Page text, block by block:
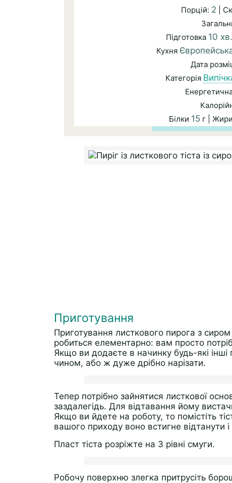
Порцій: 2 |
Підготовка 10 хв.
Кухня
Дата
Категорія
Білки 15 г | Жири
Приготування
Приготування листкового пирога з
робиться елементарно: вам просто
Якщо ви додаєте в начинку будь-які інші
чином, або ж дуже дрібно нарізати.
Тепер потрібно зайнятися листкової
заздалегідь. Для відтавання йому
Якщо ви йдете на роботу, то помістіть
вашого приходу воно встигне відтанути
Пласт тіста розріжте на 3 рівні смуги.
Робочу поверхню злегка притрусіть